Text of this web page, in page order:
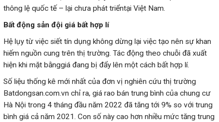
thông lệ quốc tế – lại chưa phát triểntại Việt Nam.
Bất động sản đội giá bất hợp lí
Hệ lụy từ việc siết tín dụng không dừng lại việc tạo nên sự khan
hiếm nguồn cung trên thị trường. Tác động theo chuỗi đã xuất
hiện khi mặt bằnggiá đang bị đẩy lên một cách bất hợp lí.
Số liệu thống kê mới nhất của đơn vị nghiên cứu thị trường
Batdongsan.com.vn chỉ ra, giá rao bán trung bình của chung cư
Hà Nội trong 4 tháng đầu năm 2022 đã tăng tới 9% so với trung
bình giá cả năm 2021. Con số này cao hơn nhiều mức tăng trung